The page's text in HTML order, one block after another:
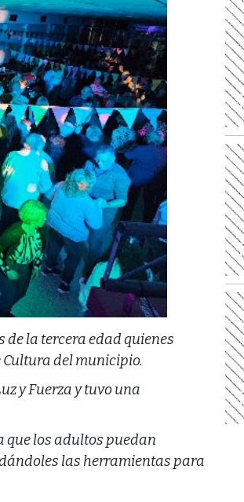
de la tercera edad quienes
del municipio.
y Fuerza y tuvo una
que los adultos puedan
las herramientas para